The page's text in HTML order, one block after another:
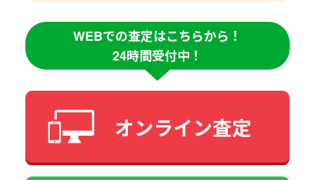
WEBでの査定はこちらから！
24時間受付中！